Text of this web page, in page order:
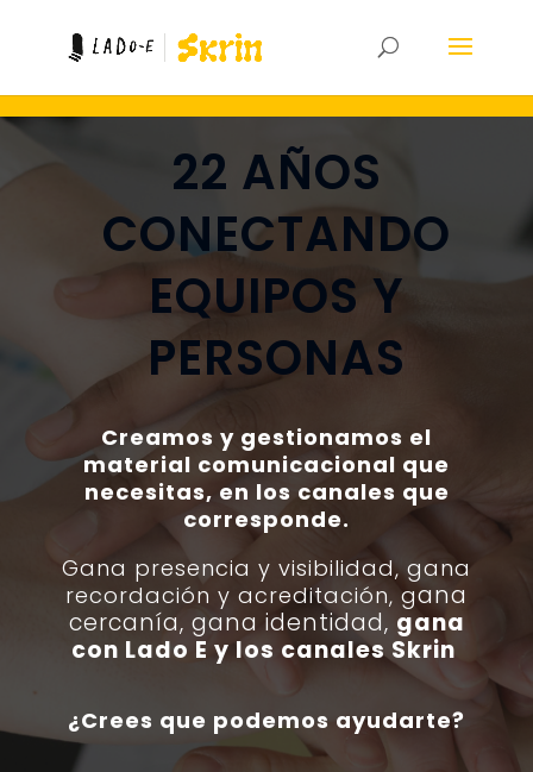
22 AÑOS
CONECTANDO
EQUIPOS Y
PERSONAS
Creamos y gestionamos el
material comunicacional que
necesitas, en los canales que
corresponde.
Gana presencia y visibilidad, gana
recordación y acreditación, gana
cercanía, gana identidad, gana
con Lado E y los canales Skrin
¿Crees que podemos ayudarte?